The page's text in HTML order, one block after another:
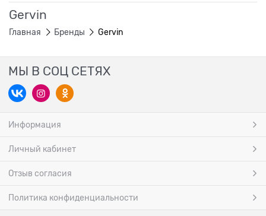
Gervin
Главная Бренды Gervin
МЫ В СОЦ СЕТЯХ
Информация
Личный кабинет
Отзыв согласия
Политика конфиденциальности